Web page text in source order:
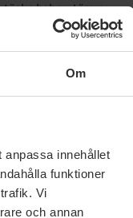
Om
anpassa innehållet
funktioner
Vi
och annan
behov. Lärare,
ha tid och
Vi motsätter oss